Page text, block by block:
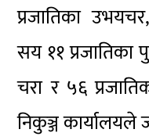
प्रजातिका
सय ११ प्रजातिका
चरा र ५६
निकुञ्ज कार्यालयले